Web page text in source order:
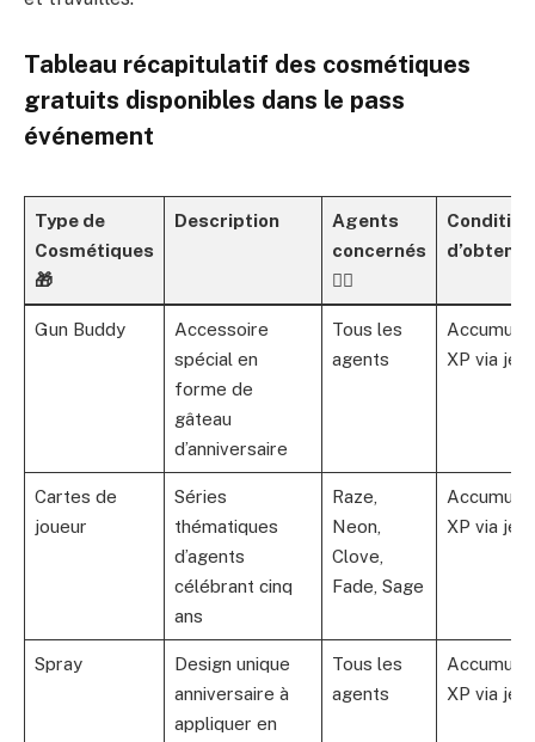
Tableau récapitulatif des cosmétiques
gratuits disponibles dans le pass
événement
Type de
Cosmétiques
🎁
Description
Agents
concernés
🦸‍♂️
Gun Buddy
Accessoire
spécial en
forme de
gâteau
d’anniversaire
Tous les
agents
Accumuler
XP via jeu
Cartes de
joueur
Séries
thématiques
d’agents
célébrant cinq
ans
Raze,
Neon,
Clove,
Fade, Sage
Accumuler
XP via jeu
Spray
Design unique
anniversaire à
appliquer en
Tous les
agents
Accumuler
XP via jeu